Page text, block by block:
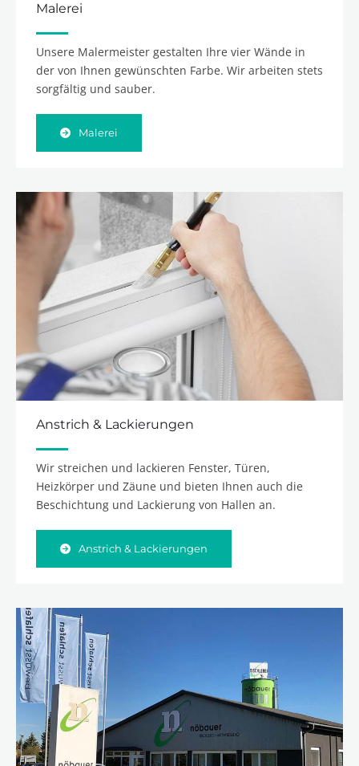
Malerei
Unsere Malermeister gestalten Ihre vier Wände in
der von Ihnen gewünschten Farbe. Wir arbeiten stets
sorgfältig und sauber.
Malerei
Anstrich & Lackierungen
Wir streichen und lackieren Fenster, Türen,
Heizkörper und Zäune und bieten Ihnen auch die
Beschichtung und Lackierung von Hallen an.
Anstrich & Lackierungen